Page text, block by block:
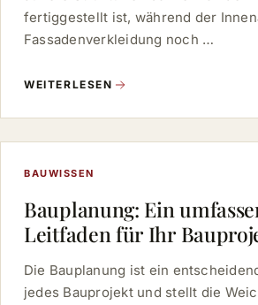
fertiggestellt ist, während der
Fassadenverkleidung noch …
WEITERLESEN
BAUWISSEN
Bauplanung: Ein
Leitfaden für Ihr
Die Bauplanung ist ein
jedes Bauprojekt und stellt die